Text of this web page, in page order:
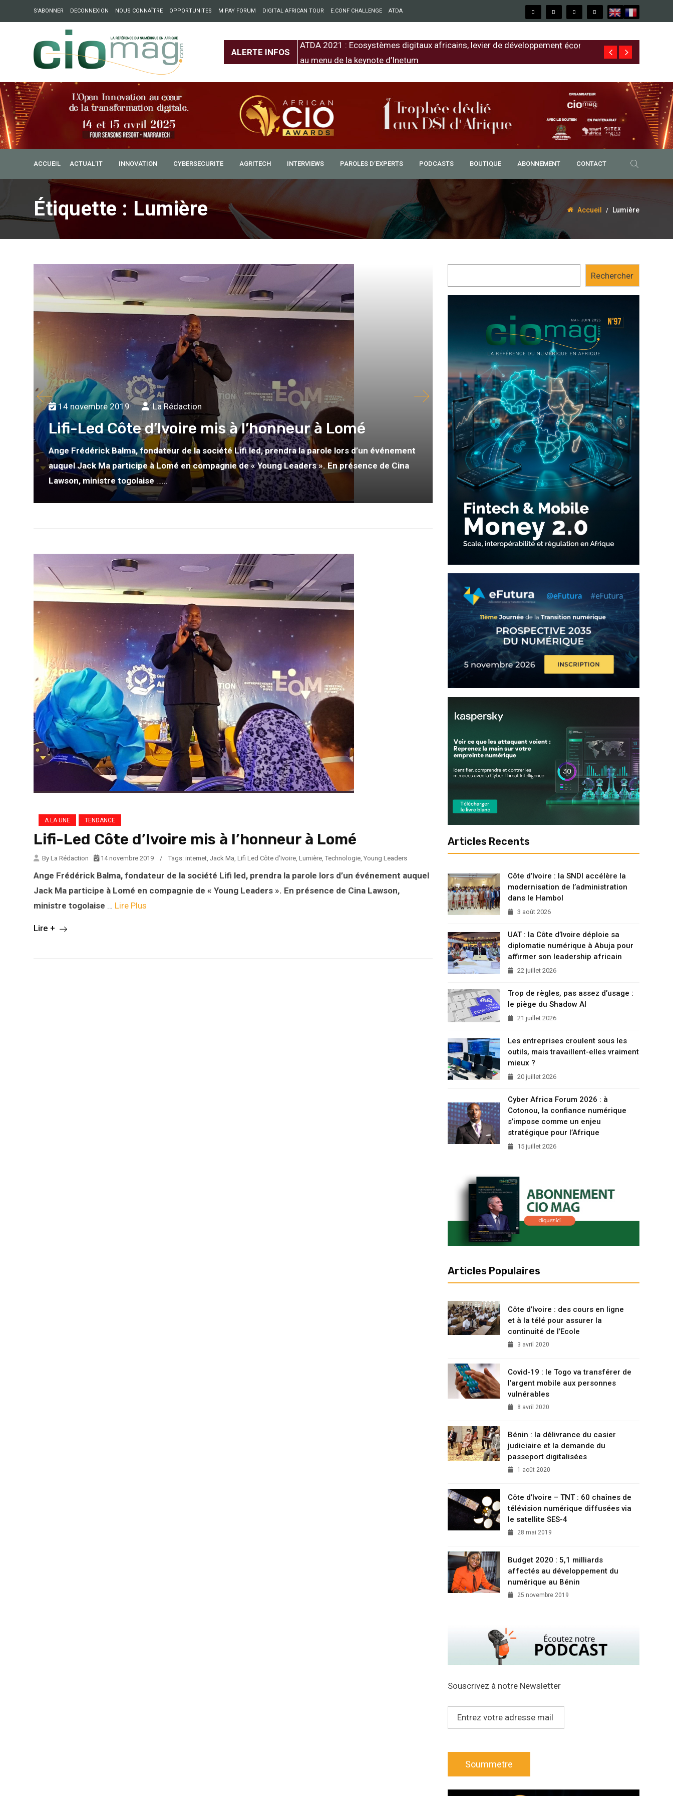
S’ABONNER DECONNEXION NOUS CONNAÎTRE OPPORTUNITES M PAY FORUM DIGITAL AFRICAN TOUR E.CONF CHALLENGE ATDA
ALERTE INFOS
: Partech Shaker lance Chapter54 pour créer des ponts entre l’Europe et
ATDA 2021 : Ecosystèmes digitaux africains, levier de développement économique
au menu de la keynote d’Inetum
Free au
ACCUEIL ACTUAL’IT INNOVATION CYBERSECURITE AGRITECH INTERVIEWS PAROLES D’EXPERTS PODCASTS BOUTIQUE ABONNEMENT CONTACT
Étiquette : Lumière Accueil Lumière
14 novembre 2019 La Rédaction
Lifi-Led Côte d’Ivoire mis à l’honneur à Lomé
Ange Frédérick Balma, fondateur de la société Lifi led, prendra la parole lors d’un événement
auquel Jack Ma participe à Lomé en compagnie de « Young Leaders ». En présence de Cina
Lawson, ministre togolaise …...
A LA UNE TENDANCE
Lifi-Led Côte d’Ivoire mis à l’honneur à Lomé
By La Rédaction 14 novembre 2019 / Tags: internet, Jack Ma, Lifi Led Côte d’Ivoire, Lumière, Technologie, Young Leaders
Ange Frédérick Balma, fondateur de la société Lifi led, prendra la parole lors d’un événement auquel
Jack Ma participe à Lomé en compagnie de « Young Leaders ». En présence de Cina Lawson,
ministre togolaise … Lire Plus
Lire +
Rechercher
Articles Recents
Côte d’Ivoire : la SNDI accélère la
modernisation de l’administration
dans le Hambol
3 août 2026
UAT : la Côte d’Ivoire déploie sa
diplomatie numérique à Abuja pour
affirmer son leadership africain
22 juillet 2026
Trop de règles, pas assez d’usage :
le piège du Shadow AI
21 juillet 2026
Les entreprises croulent sous les
outils, mais travaillent-elles vraiment
mieux ?
20 juillet 2026
Cyber Africa Forum 2026 : à
Cotonou, la confiance numérique
s’impose comme un enjeu
stratégique pour l’Afrique
15 juillet 2026
Articles Populaires
Côte d’Ivoire : des cours en ligne
et à la télé pour assurer la
continuité de l’Ecole
3 avril 2020
Covid-19 : le Togo va transférer de
l’argent mobile aux personnes
vulnérables
8 avril 2020
Bénin : la délivrance du casier
judiciaire et la demande du
passeport digitalisées
1 août 2020
Côte d’Ivoire – TNT : 60 chaînes de
télévision numérique diffusées via
le satellite SES-4
28 mai 2019
Budget 2020 : 5,1 milliards
affectés au développement du
numérique au Bénin
25 novembre 2019
Souscrivez à notre Newsletter